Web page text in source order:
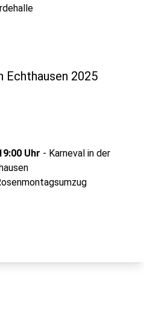
Echthausen 2025
Uhr - Karneval in der